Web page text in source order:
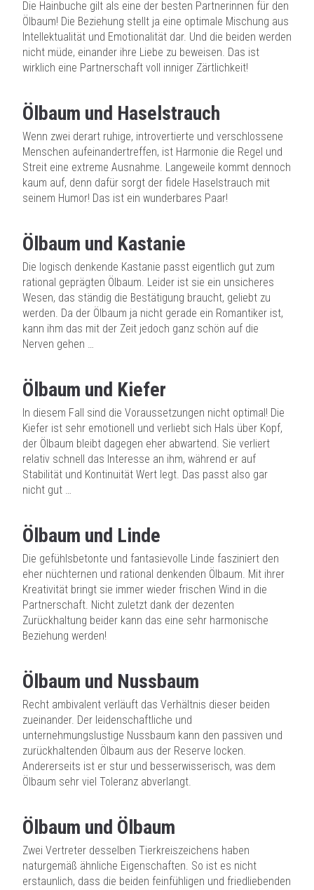
Die Hainbuche gilt als eine der besten Partnerinnen für den
Ölbaum! Die Beziehung stellt ja eine optimale Mischung aus
Intellektualität und Emotionalität dar. Und die beiden werden
nicht müde, einander ihre Liebe zu beweisen. Das ist
wirklich eine Partnerschaft voll inniger Zärtlichkeit!
Ölbaum und Haselstrauch
Wenn zwei derart ruhige, introvertierte und verschlossene
Menschen aufeinandertreffen, ist Harmonie die Regel und
Streit eine extreme Ausnahme. Langeweile kommt dennoch
kaum auf, denn dafür sorgt der fidele Haselstrauch mit
seinem Humor! Das ist ein wunderbares Paar!
Ölbaum und Kastanie
Die logisch denkende Kastanie passt eigentlich gut zum
rational geprägten Ölbaum. Leider ist sie ein unsicheres
Wesen, das ständig die Bestätigung braucht, geliebt zu
werden. Da der Ölbaum ja nicht gerade ein Romantiker ist,
kann ihm das mit der Zeit jedoch ganz schön auf die
Nerven gehen …
Ölbaum und Kiefer
In diesem Fall sind die Voraussetzungen nicht optimal! Die
Kiefer ist sehr emotionell und verliebt sich Hals über Kopf,
der Ölbaum bleibt dagegen eher abwartend. Sie verliert
relativ schnell das Interesse an ihm, während er auf
Stabilität und Kontinuität Wert legt. Das passt also gar
nicht gut …
Ölbaum und Linde
Die gefühlsbetonte und fantasievolle Linde fasziniert den
eher nüchternen und rational denkenden Ölbaum. Mit ihrer
Kreativität bringt sie immer wieder frischen Wind in die
Partnerschaft. Nicht zuletzt dank der dezenten
Zurückhaltung beider kann das eine sehr harmonische
Beziehung werden!
Ölbaum und Nussbaum
Recht ambivalent verläuft das Verhältnis dieser beiden
zueinander. Der leidenschaftliche und
unternehmungslustige Nussbaum kann den passiven und
zurückhaltenden Ölbaum aus der Reserve locken.
Andererseits ist er stur und besserwisserisch, was dem
Ölbaum sehr viel Toleranz abverlangt.
Ölbaum und Ölbaum
Zwei Vertreter desselben Tierkreiszeichens haben
naturgemäß ähnliche Eigenschaften. So ist es nicht
erstaunlich, dass die beiden feinfühligen und friedliebenden